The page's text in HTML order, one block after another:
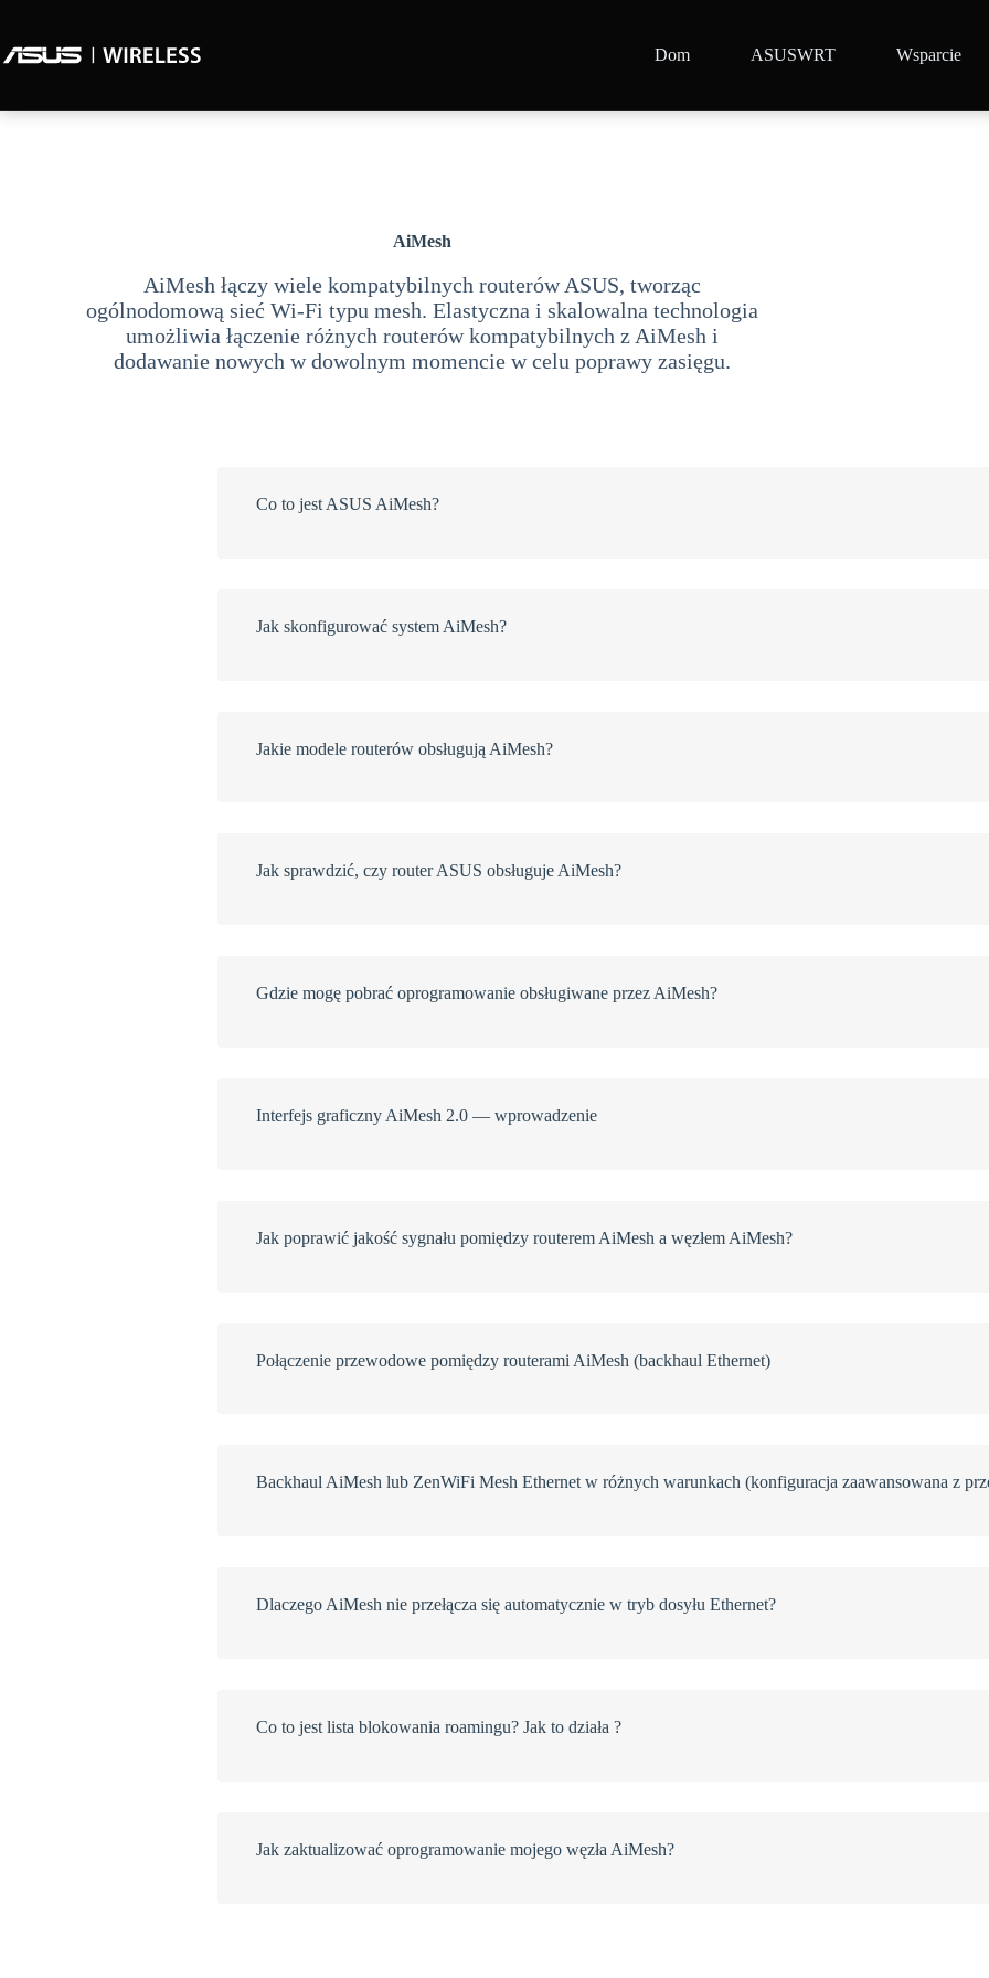
Dom ASUSWRT Wsparcie
AiMesh
AiMesh łączy wiele kompatybilnych routerów ASUS, tworząc
ogólnodomową sieć Wi-Fi typu mesh. Elastyczna i skalowalna technologia
umożliwia łączenie różnych routerów kompatybilnych z AiMesh i
dodawanie nowych w dowolnym momencie w celu poprawy zasięgu.
Co to jest ASUS AiMesh?
Jak skonfigurować system AiMesh?
Jakie modele routerów obsługują AiMesh?
Jak sprawdzić, czy router ASUS obsługuje AiMesh?
Gdzie mogę pobrać oprogramowanie obsługiwane przez AiMesh?
Interfejs graficzny AiMesh 2.0 — wprowadzenie
Jak poprawić jakość sygnału pomiędzy routerem AiMesh a węzłem AiMesh?
Połączenie przewodowe pomiędzy routerami AiMesh (backhaul Ethernet)
Backhaul AiMesh lub ZenWiFi Mesh Ethernet w różnych warunkach (konfiguracja zaawansowana z
Dlaczego AiMesh nie przełącza się automatycznie w tryb dosyłu Ethernet?
Co to jest lista blokowania roamingu? Jak to działa ?
Jak zaktualizować oprogramowanie mojego węzła AiMesh?